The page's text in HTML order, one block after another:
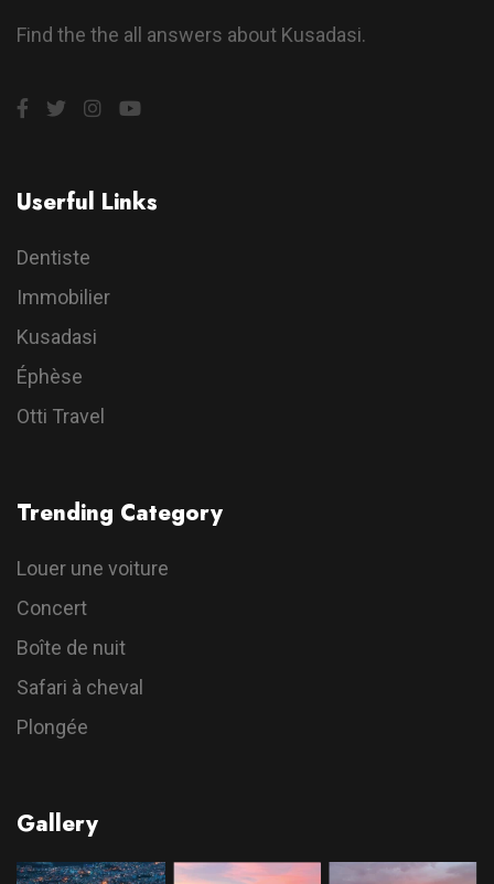
Find the the all answers about Kusadasi.
Userful Links
Dentiste
Immobilier
Kusadasi
Éphèse
Otti Travel
Trending Category
Louer une voiture
Concert
Boîte de nuit
Safari à cheval
Plongée
Gallery